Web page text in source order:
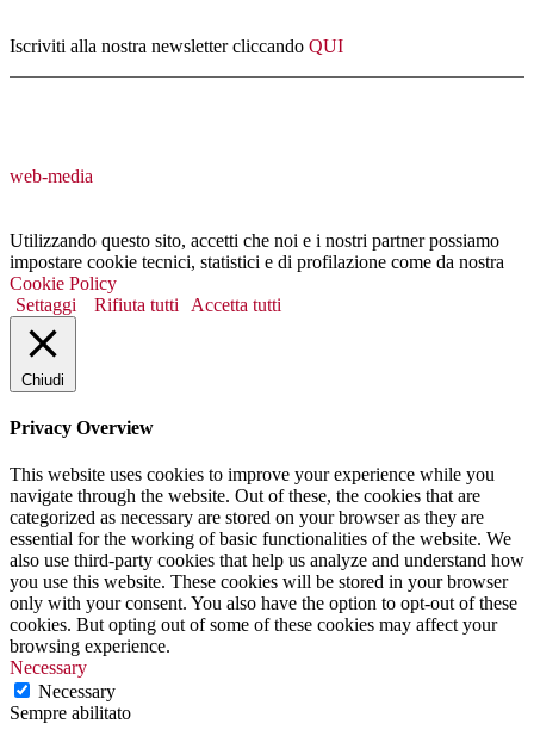
Iscriviti alla nostra newsletter cliccando QUI
web-media
Utilizzando questo sito, accetti che noi e i nostri partner possiamo
impostare cookie tecnici, statistici e di profilazione come da nostra
Cookie Policy
Settaggi
Rifiuta tutti Accetta tutti
Chiudi
Privacy Overview
This website uses cookies to improve your experience while you
navigate through the website. Out of these, the cookies that are
categorized as necessary are stored on your browser as they are
essential for the working of basic functionalities of the website. We
also use third-party cookies that help us analyze and understand how
you use this website. These cookies will be stored in your browser
only with your consent. You also have the option to opt-out of these
cookies. But opting out of some of these cookies may affect your
browsing experience.
Necessary
Necessary
Sempre abilitato